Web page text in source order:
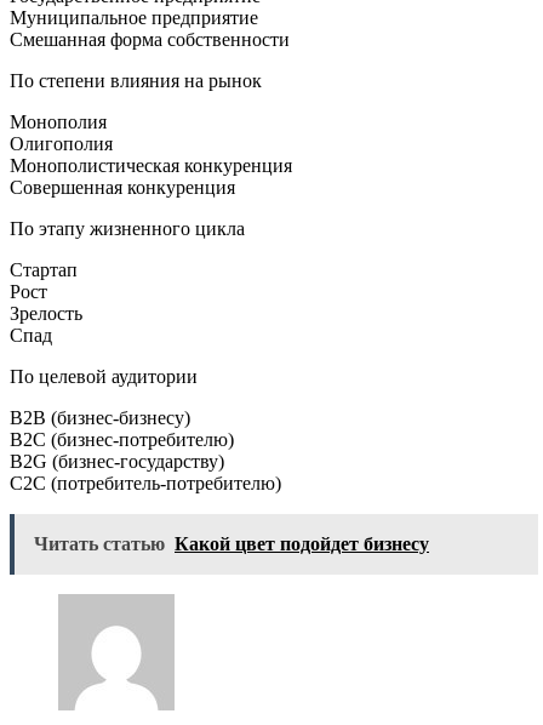
Муниципальное предприятие
Смешанная форма собственности
По степени влияния на рынок
Монополия
Олигополия
Монополистическая конкуренция
Совершенная конкуренция
По этапу жизненного цикла
Стартап
Рост
Зрелость
Спад
По целевой аудитории
B2B (бизнес-бизнесу)
B2C (бизнес-потребителю)
B2G (бизнес-государству)
C2C (потребитель-потребителю)
Читать статью Какой цвет подойдет бизнесу